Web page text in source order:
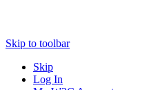
Skip to toolbar
Skip
Log In